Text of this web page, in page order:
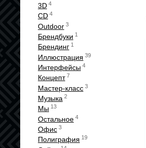
3D 4
CD 4
Outdoor 3
Брендбуки 1
Брендинг 1
Иллюстрация 39
Интерфейсы 4
Концепт 7
Мастер-класс 3
Музыка 2
Мы 13
Остальное 4
Офис 3
Полиграфия 19